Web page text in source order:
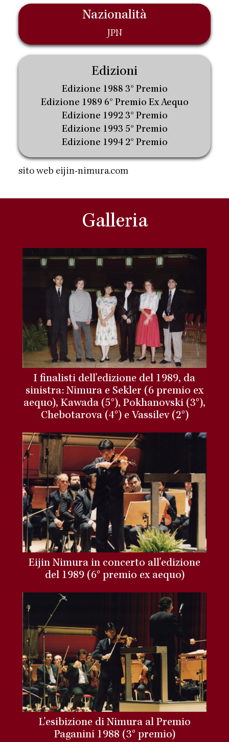
sito web eijin-nimura.com
Nazionalità
JPN
Edizioni
Edizione 1988 3° Premio
Edizione 1989 6° Premio Ex Aequo
Edizione 1992 3° Premio
Edizione 1993 5° Premio
Edizione 1994 2° Premio
Galleria
I finalisti dell'edizione del 1989, da
sinistra: Nimura e Sekler (6 premio ex
aequo), Kawada (5°), Pokhanovski (3°),
Chebotarova (4°) e Vassilev (2°)
Eijin Nimura in concerto all'edizione
del 1989 (6° premio ex aequo)
L'esibizione di Nimura al Premio
Paganini 1988 (3° premio)